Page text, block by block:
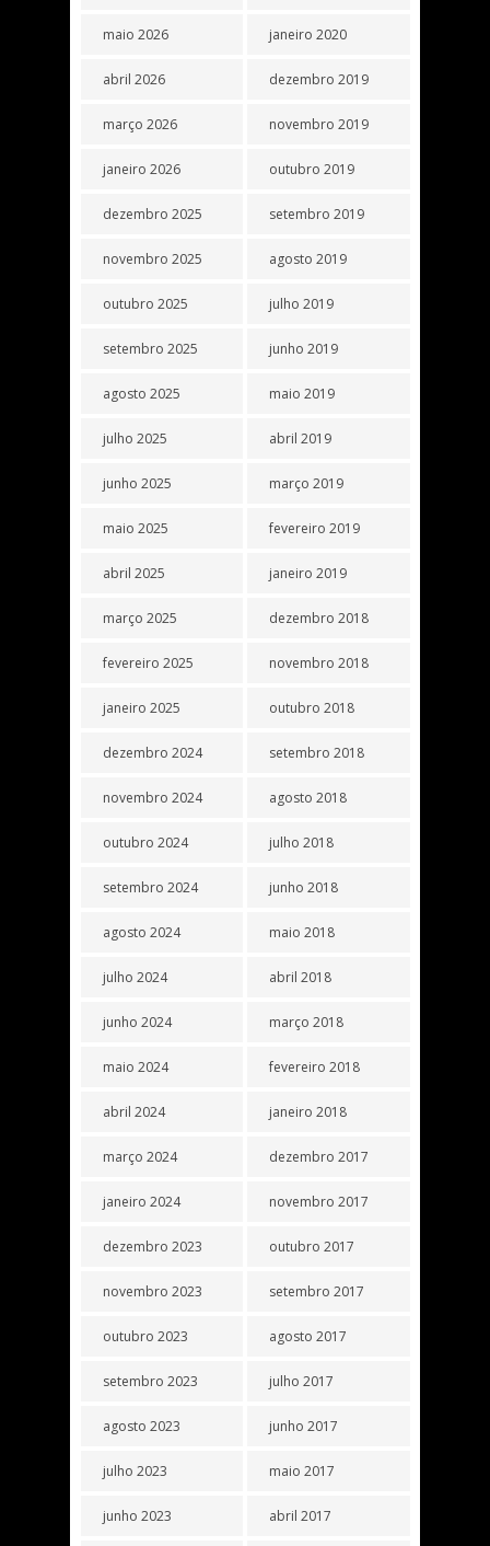
maio 2026
abril 2026
março 2026
janeiro 2026
dezembro 2025
novembro 2025
outubro 2025
setembro 2025
agosto 2025
julho 2025
junho 2025
maio 2025
abril 2025
março 2025
fevereiro 2025
janeiro 2025
dezembro 2024
novembro 2024
outubro 2024
setembro 2024
agosto 2024
julho 2024
junho 2024
maio 2024
abril 2024
março 2024
janeiro 2024
dezembro 2023
novembro 2023
outubro 2023
setembro 2023
agosto 2023
julho 2023
junho 2023
janeiro 2020
dezembro 2019
novembro 2019
outubro 2019
setembro 2019
agosto 2019
julho 2019
junho 2019
maio 2019
abril 2019
março 2019
fevereiro 2019
janeiro 2019
dezembro 2018
novembro 2018
outubro 2018
setembro 2018
agosto 2018
julho 2018
junho 2018
maio 2018
abril 2018
março 2018
fevereiro 2018
janeiro 2018
dezembro 2017
novembro 2017
outubro 2017
setembro 2017
agosto 2017
julho 2017
junho 2017
maio 2017
abril 2017